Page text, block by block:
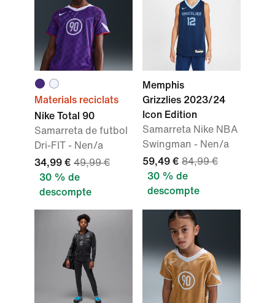
Materials reciclats
Nike Total 90
Samarreta de futbol
Dri-FIT - Nen/a
34,99 € 49,99 €
30 % de
descompte
Memphis
Grizzlies 2023/24
Icon Edition
Samarreta Nike NBA
Swingman - Nen/a
59,49 € 84,99 €
30 % de
descompte